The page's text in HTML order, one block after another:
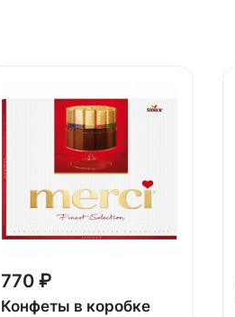
770 ₽
Конфеты в коробке